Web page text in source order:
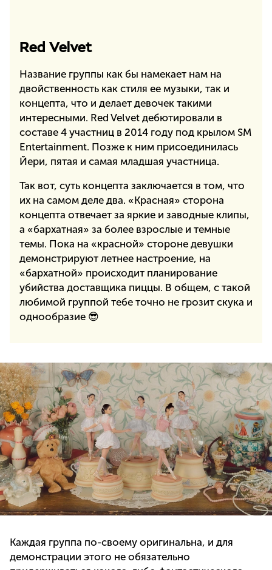
Red Velvet
Название группы как бы намекает нам на
двойственность как стиля ее музыки, так и
концепта, что и делает девочек такими
интересными. Red Velvet дебютировали в
составе 4 участниц в 2014 году под крылом SM
Entertainment. Позже к ним присоединилась
Йери, пятая и самая младшая участница.
Так вот, суть концепта заключается в том, что
их на самом деле два. «Красная» сторона
концепта отвечает за яркие и заводные клипы,
а «бархатная» за более взрослые и темные
темы. Пока на «красной» стороне девушки
демонстрируют летнее настроение, на
«бархатной» происходит планирование
убийства доставщика пиццы. В общем, с такой
любимой группой тебе точно не грозит скука и
однообразие 😎
Каждая группа по-своему оригинальна, и для
демонстрации этого не обязательно